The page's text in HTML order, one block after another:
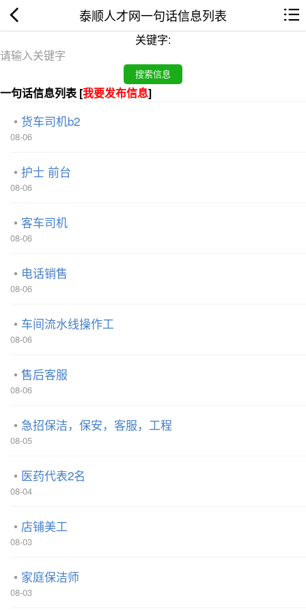
泰顺人才网一句话信息列表
关键字:
一句话信息列表 [我要发布信息]
货车司机b2
08-06
护士 前台
08-06
客车司机
08-06
电话销售
08-06
车间流水线操作工
08-06
售后客服
08-06
急招保洁，保安，客服，工程
08-05
医药代表2名
08-04
店铺美工
08-03
家庭保洁师
08-03